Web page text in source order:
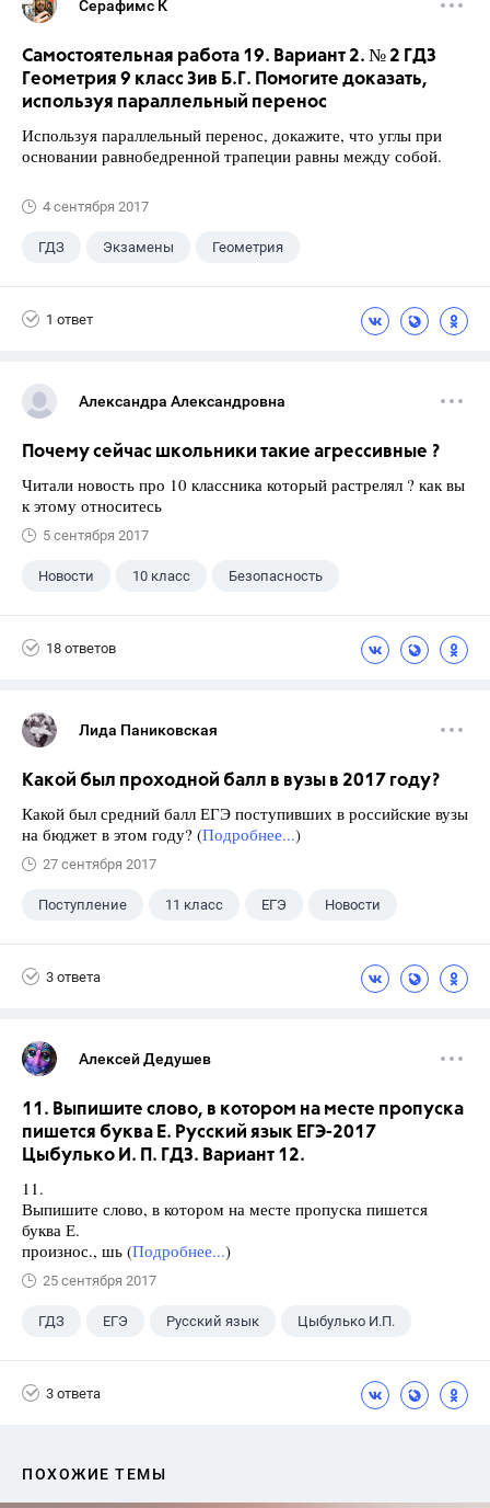
Серафимс К
Самостоятельная работа 19. Вариант 2. № 2 ГДЗ
Геометрия 9 класс Зив Б.Г. Помогите доказать,
используя параллельный перенос
Используя параллельный перенос, докажите, что углы при
основании равнобедренной трапеции равны между собой.
4 сентября 2017
ГДЗ Экзамены Геометрия
1 ответ
Александра Александровна
Почему сейчас школьники такие агрессивные ?
Читали новость про 10 классника который растрелял ? как вы
к этому относитесь
5 сентября 2017
Новости 10 класс Безопасность
18 ответов
Лида Паниковская
Какой был проходной балл в вузы в 2017 году?
Какой был средний балл ЕГЭ поступивших в российские вузы
на бюджет в этом году? (Подробнее...)
27 сентября 2017
Поступление 11 класс ЕГЭ Новости
3 ответа
Алексей Дедушев
11. Выпишите слово, в котором на месте пропуска
пишется буква Е. Русский язык ЕГЭ-2017
Цыбулько И. П. ГДЗ. Вариант 12.
11.
Выпишите слово, в котором на месте пропуска пишется
буква Е.
произнос., шь (Подробнее...)
25 сентября 2017
ГДЗ ЕГЭ Русский язык Цыбулько И.П.
3 ответа
ПОХОЖИЕ ТЕМЫ